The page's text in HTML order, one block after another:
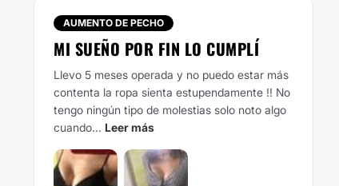
AUMENTO DE PECHO
MI SUEÑO POR FIN LO CUMPLÍ
Llevo 5 meses operada y no puedo estar más
contenta la ropa sienta estupendamente !! No
tengo ningún tipo de molestias solo noto algo
cuando... Leer más